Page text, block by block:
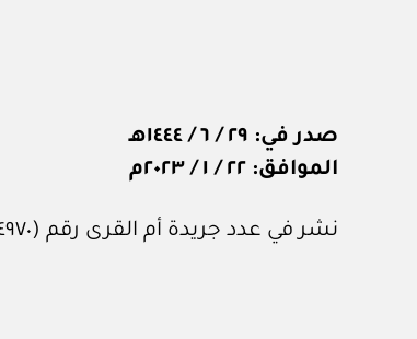
صدر في: ٢٩ / ٦ / ١٤٤٤هـ
الموافق: ٢٢ / ١ / ٢٠٢٣م
نشر في عدد جريدة أم القرى رقم (٤٩٧٠) الصادر في ١٧ من فبراير ٢٠٢٣م.